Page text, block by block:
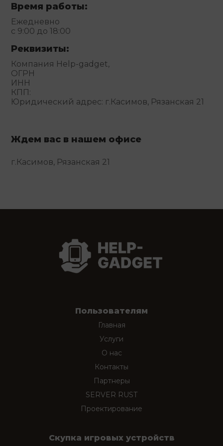
Время работы:
Ежедневно
с 9:00 до 18:00
Реквизиты:
Компания Help-gadget,
ОГРН
ИНН
КПП:
Юридический адрес: г.Касимов, Рязанская 21
Ждем вас в нашем офисе
г.Касимов, Рязанская 21
Пользователям
Главная
Услуги
О нас
Контакты
Партнеры
SERVER RUST
Проектирование
Скупка игровых устройств